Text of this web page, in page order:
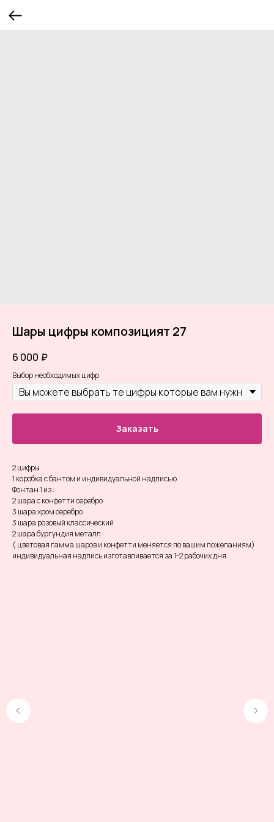
Шары цифры композицият 27
6 000 ₽
Выбор необходимых цифр
Заказать
2 цифры
1 коробка с бантом и индивидуальной надписью
Фонтан 1 из :
2 шара с конфетти серебро
3 шара хром серебро
3 шара розовый классический
2 шара бургундия металл
( цветовая гамма шаров и конфетти меняется по вашим пожеланиям)
индивидуальная надпись изготавливается за 1-2 рабочих дня